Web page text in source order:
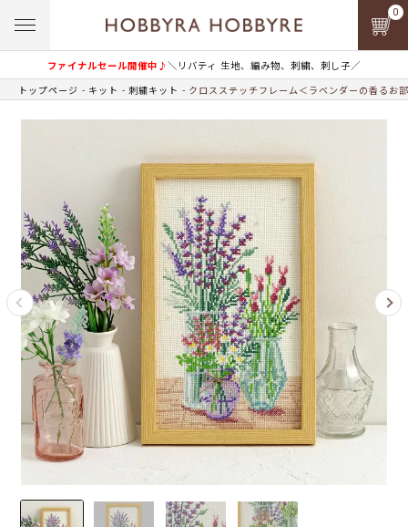
ファイナルセール開催中♪＼リバティ 生地、編み物、刺繍、刺し子／
0
トップページ キット 刺繍キット クロスステッチフレーム＜ラベンダーの香るお